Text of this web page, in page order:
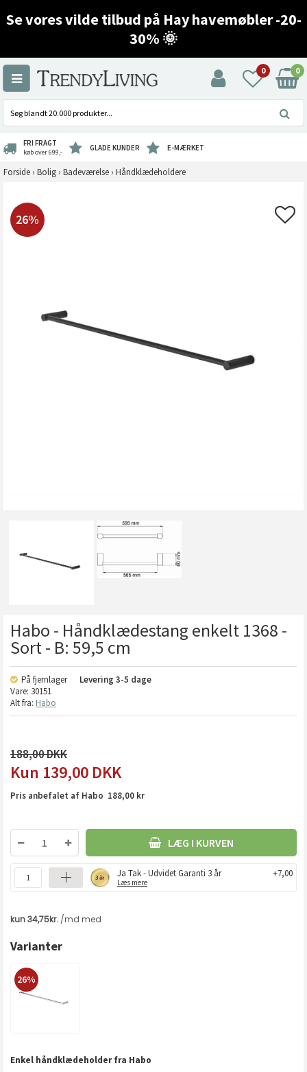
Se vores vilde tilbud på Hay havemøbler -20-
30% 🌞
0 0
FRI FRAGT
køb over 699,- GLADE KUNDER E-MÆRKET
Forside › Bolig › Badeværelse › Håndklædeholdere
26%
Habo - Håndklædestang enkelt 1368 -
Sort - B: 59,5 cm
På fjernlager Levering 3-5 dage
Vare: 30151
Alt fra: Habo
188,00
139,00 DKK
Pris anbefalet af Habo 188,00 kr
LÆG I KURVEN
Ja Tak - Udvidet Garanti 3 år
Læs mere
+7,00
Varianter
26%
Enkel håndklædeholder fra Habo